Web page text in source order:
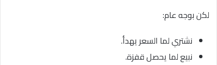
لكن بوجه عام:
نشتري لما السعر يهدأ.
نبيع لما يحصل قفزة.